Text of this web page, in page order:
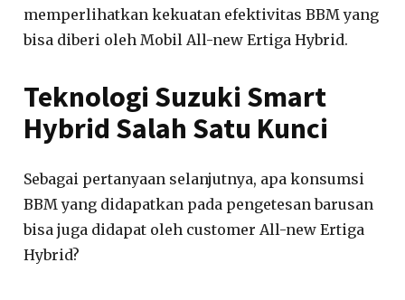
memperlihatkan kekuatan efektivitas BBM yang
bisa diberi oleh Mobil All-new Ertiga Hybrid.
Teknologi Suzuki Smart
Hybrid Salah Satu Kunci
Sebagai pertanyaan selanjutnya, apa konsumsi
BBM yang didapatkan pada pengetesan barusan
bisa juga didapat oleh customer All-new Ertiga
Hybrid?